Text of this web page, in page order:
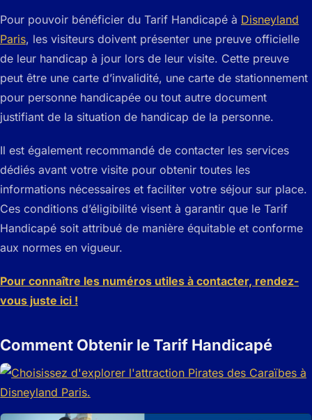
Pour pouvoir bénéficier du Tarif Handicapé à Disneyland
Paris, les visiteurs doivent présenter une preuve officielle
de leur handicap à jour lors de leur visite. Cette preuve
peut être une carte d’invalidité, une carte de stationnement
pour personne handicapée ou tout autre document
justifiant de la situation de handicap de la personne.
Il est également recommandé de contacter les services
dédiés avant votre visite pour obtenir toutes les
informations nécessaires et faciliter votre séjour sur place.
Ces conditions d’éligibilité visent à garantir que le Tarif
Handicapé soit attribué de manière équitable et conforme
aux normes en vigueur.
Pour connaître les numéros utiles à contacter, rendez-
vous juste ici !
Comment Obtenir le Tarif Handicapé